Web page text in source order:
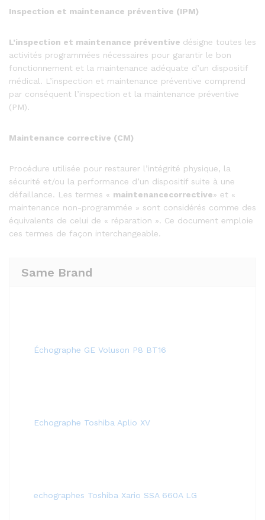
Inspection et maintenance préventive (IPM)
L’inspection et maintenance préventive désigne toutes les
activités programmées nécessaires pour garantir le bon
fonctionnement et la maintenance adéquate d’un dispositif
médical. L’inspection et maintenance préventive comprend
par conséquent l’inspection et la maintenance préventive
(PM).
Maintenance corrective (CM)
Procédure utilisée pour restaurer l’intégrité physique, la
sécurité et/ou la performance d’un dispositif suite à une
défaillance. Les termes « maintenancecorrective» et «
maintenance non-programmée » sont considérés comme des
équivalents de celui de « réparation ». Ce document emploie
ces termes de façon interchangeable.
Same Brand
Échographe GE Voluson P8 BT16
Echographe Toshiba Aplio XV
echographes Toshiba Xario SSA 660A LG